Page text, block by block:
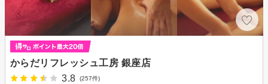
からだリフレッシュ工房 銀座店
3.8
(257件)